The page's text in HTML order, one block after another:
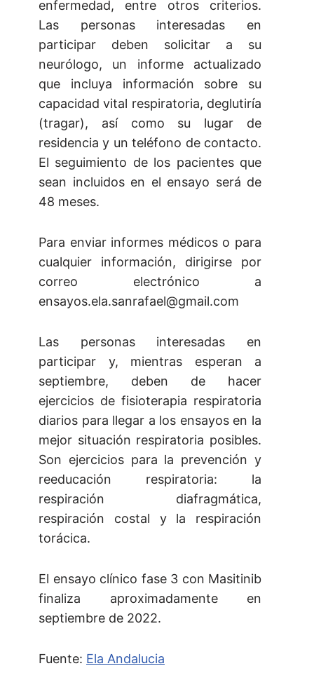
enfermedad, entre otros criterios.
Las personas interesadas en
participar deben solicitar a su
neurólogo, un informe actualizado
que incluya información sobre su
capacidad vital respiratoria, deglutiría
(tragar), así como su lugar de
residencia y un teléfono de contacto.
El seguimiento de los pacientes que
sean incluidos en el ensayo será de
48 meses.
Para enviar informes médicos o para
cualquier información, dirigirse por
correo electrónico a
ensayos.ela.sanrafael@gmail.com
Las personas interesadas en
participar y, mientras esperan a
septiembre, deben de hacer
ejercicios de fisioterapia respiratoria
diarios para llegar a los ensayos en la
mejor situación respiratoria posibles.
Son ejercicios para la prevención y
reeducación respiratoria: la
respiración diafragmática,
respiración costal y la respiración
torácica.
El ensayo clínico fase 3 con Masitinib
finaliza aproximadamente en
septiembre de 2022.
Fuente: Ela Andalucia